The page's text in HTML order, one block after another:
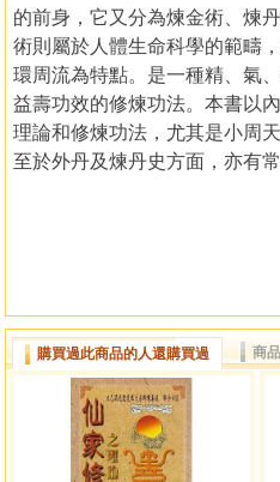
的前身，它又分為煉金術、煉
術則屬於人體生命科學的範疇
環周流為特點。是一種精、氣
益壽功效的修煉功法。本書以
理論和修煉功法，尤其是小周
至於外丹及煉丹史方面，亦有常
購買過此商品的人還購買過 商